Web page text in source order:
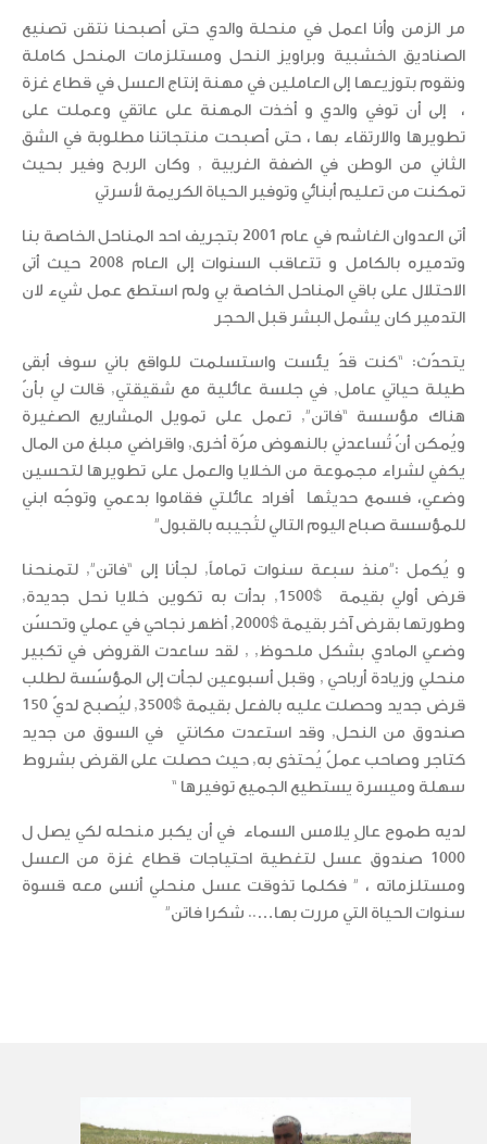
مر الزمن وأنا اعمل في منحلة والدي حتى أصبحنا نتقن تصنيع
الصناديق الخشبية وبراويز النحل ومستلزمات المنحل كاملة
ونقوم بتوزيعها إلى العاملين في مهنة إنتاج العسل في قطاع غزة
، إلى أن توفي والدي و أخذت المهنة على عاتقي وعملت على
تطويرها والارتقاء بها ، حتى أصبحت منتجاتنا مطلوبة في الشق
الثاني من الوطن في الضفة الغربية , وكان الربح وفير بحيث
تمكنت من تعليم أبنائي وتوفير الحياة الكريمة لأسرتي
أتى العدوان الغاشم في عام 2001 بتجريف احد المناحل الخاصة بنا
وتدميره بالكامل و تتعاقب السنوات إلى العام 2008 حيث أتى
الاحتلال على باقي المناحل الخاصة بي ولم استطع عمل شيء لان
التدمير كان يشمل البشر قبل الحجر
يتحدّث: “كنت قدّ يئست واستسلمت للواقع باني سوف أبقى
طيلة حياتي عامل, في جلسة عائلية مع شقيقتي, قالت لي بأنّ
هناك مؤسسة “فاتن”, تعمل على تمويل المشاريع الصغيرة
ويُمكن أنّ تُساعدني بالنهوض مرّة أخرى, واقراضي مبلغ من المال
يكفي لشراء مجموعة من الخلايا والعمل على تطويرها لتحسين
وضعي، فسمع حديثها أفراد عائلتي فقاموا بدعمي وتوجّه ابني
للمؤسسة صباح اليوم التالي لتُجيبه بالقبول”
و يُكمل :”منذ سبعة سنوات تماماً, لجأنا إلى “فاتن”, لتمنحنا
قرض أولي بقيمة $1500, بدأت به تكوين خلايا نحل جديدة,
وطورتها بقرض آخر بقيمة $2000, أظهر نجاحي في عملي وتحسّن
وضعي المادي بشكل ملحوظ, , لقد ساعدت القروض في تكبير
منحلي وزيادة أرباحي , وقبل أسبوعين لجأت إلى المؤسّسة لطلب
قرض جديد وحصلت عليه بالفعل بقيمة $3500, ليُصبح لديّ 150
صندوق من النحل, وقد استعدت مكانتي في السوق من جديد
كتاجر وصاحب عملّ يُحتذى به, حيث حصلت على القرض بشروط
سهلة وميسرة يستطيع الجميع توفيرها “
لديه طموح عالٍ يلامس السماء في أن يكبر منحله لكي يصل ل
1000 صندوق عسل لتغطية احتياجات قطاع غزة من العسل
ومستلزماته ، ” فكلما تذوقت عسل منحلي أنسى معه قسوة
سنوات الحياة التي مررت بها….. شكرا فاتن”